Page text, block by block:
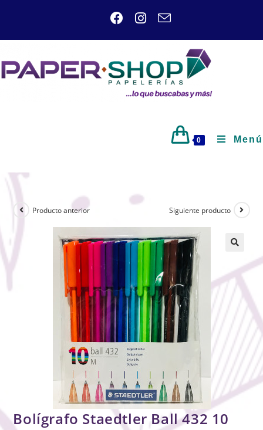
0 Menú
Producto anterior Siguiente producto
Bolígrafo Staedtler Ball 432 10